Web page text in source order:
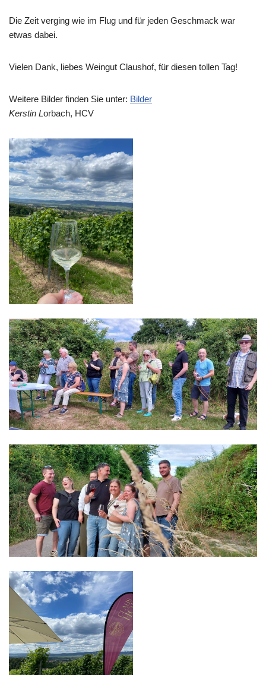
Die Zeit verging wie im Flug und für jeden Geschmack war
etwas dabei.
Vielen Dank, liebes Weingut Claushof, für diesen tollen Tag!
Weitere Bilder finden Sie unter: Bilder
Kerstin Lorbach, HCV